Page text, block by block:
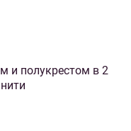
и полукрестом в 2